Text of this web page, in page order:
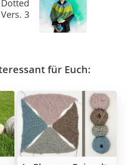
3
für Euch: